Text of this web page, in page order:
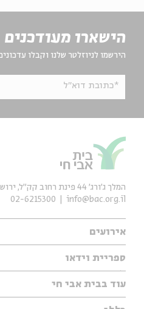
הישארו מעודכנים
הירשמו לניוזלטר שלנו וקבלו
*כתובת דוא"ל
אירועים
עיון
אנגלית
ספריית וידאו
ילדים
מוזיקה
עיון
עוד בבית אבי חי
תערוכות
המלך ג'ורג' 44 פינת רחוב קק״ל, ירושלים
info@bac.org.il
02-6215300